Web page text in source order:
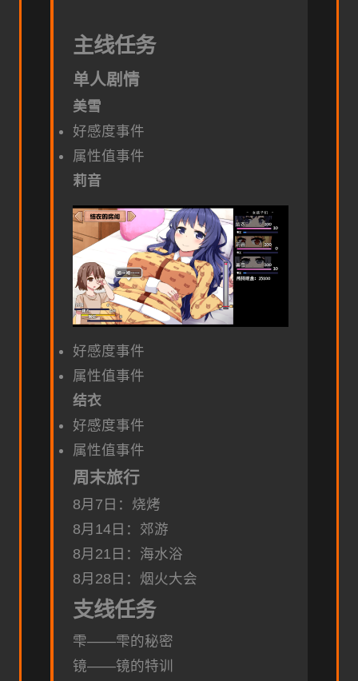
主线任务
单人剧情
美雪
好感度事件
属性值事件
莉音
好感度事件
属性值事件
结衣
好感度事件
属性值事件
周末旅行
8月7日：烧烤
8月14日：郊游
8月21日：海水浴
8月28日：烟火大会
支线任务
雫——雫的秘密
镜——镜的特训